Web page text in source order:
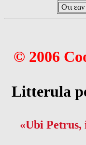
Οτι
© 2006
Litterula
«Ubi Petrus,